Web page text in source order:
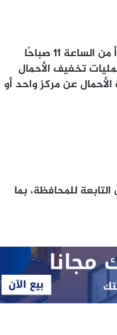
أن مواعيد تخفيف الأحمال في بني سويف تبدأ من الساعة 11 صباحًا
عمليات تخفيف الأحمال
عن مركز واحد أو
للمحافظة، بما